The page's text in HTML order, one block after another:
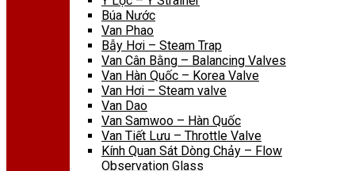
Búa Nước
Van Phao
Bẫy Hơi – Steam Trap
Van Cân Bằng – Balancing Valves
Van Hàn Quốc – Korea Valve
Van Hơi – Steam valve
Van Dao
Van Samwoo – Hàn Quốc
Van Tiết Lưu – Throttle Valve
Kính Quan Sát Dòng Chảy – Flow
Observation Glass